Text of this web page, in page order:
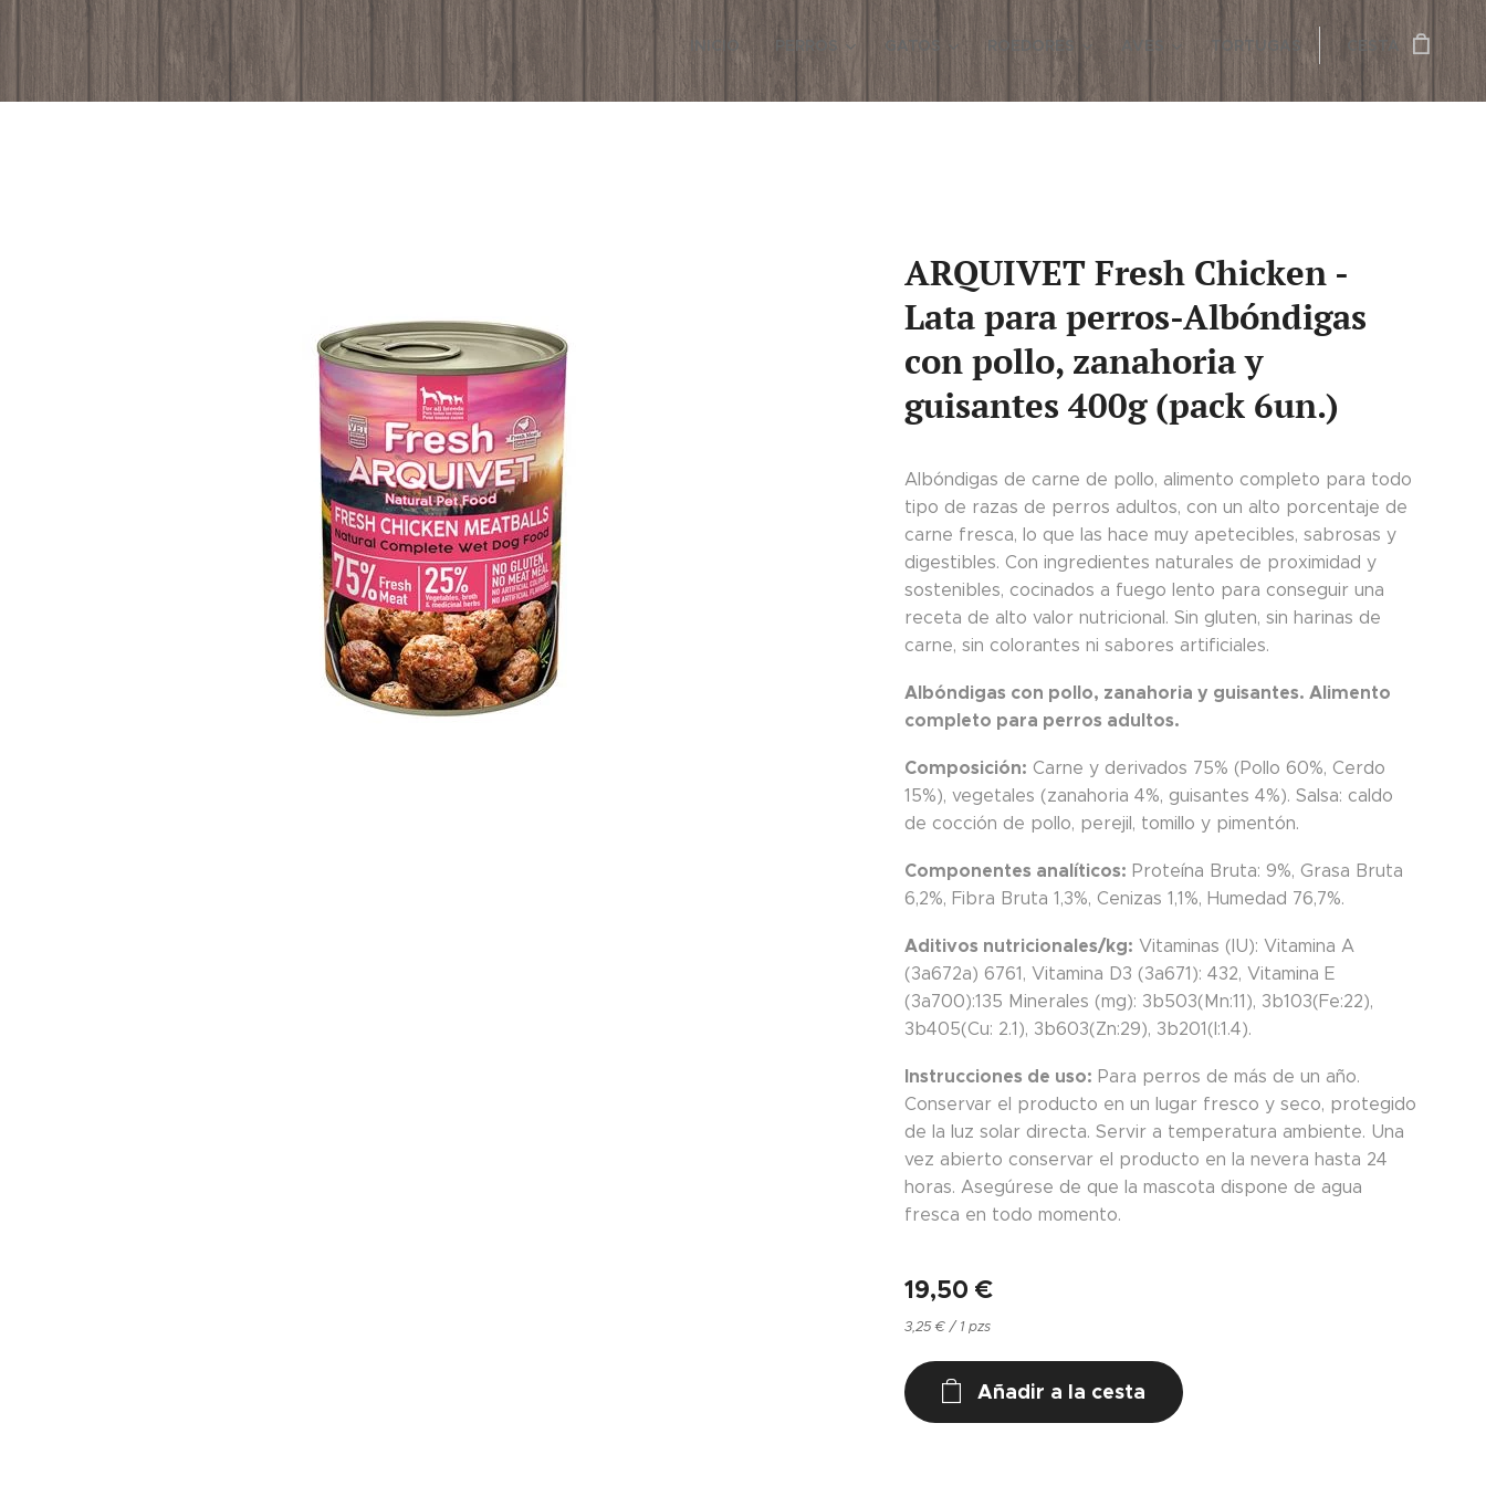
INICIO PERROS GATOS ROEDORES AVES TORTUGAS CESTA
ARQUIVET Fresh Chicken -
Lata para perros-Albóndigas
con pollo, zanahoria y
guisantes 400g (pack 6un.)
Albóndigas de carne de pollo, alimento completo para todo
tipo de razas de perros adultos, con un alto porcentaje de
carne fresca, lo que las hace muy apetecibles, sabrosas y
digestibles. Con ingredientes naturales de proximidad y
sostenibles, cocinados a fuego lento para conseguir una
receta de alto valor nutricional. Sin gluten, sin harinas de
carne, sin colorantes ni sabores artificiales.
Albóndigas con pollo, zanahoria y guisantes. Alimento
completo para perros adultos.
Composición: Carne y derivados 75% (Pollo 60%, Cerdo
15%), vegetales (zanahoria 4%, guisantes 4%). Salsa: caldo
de cocción de pollo, perejil, tomillo y pimentón.
Componentes analíticos: Proteína Bruta: 9%, Grasa Bruta
6,2%, Fibra Bruta 1,3%, Cenizas 1,1%, Humedad 76,7%.
Aditivos nutricionales/kg: Vitaminas (IU): Vitamina A
(3a672a) 6761, Vitamina D3 (3a671): 432, Vitamina E
(3a700):135 Minerales (mg): 3b503(Mn:11), 3b103(Fe:22),
3b405(Cu: 2.1), 3b603(Zn:29), 3b201(I:1.4).
Instrucciones de uso: Para perros de más de un año.
Conservar el producto en un lugar fresco y seco, protegido
de la luz solar directa. Servir a temperatura ambiente. Una
vez abierto conservar el producto en la nevera hasta 24
horas. Asegúrese de que la mascota dispone de agua
fresca en todo momento.
19,50 €
3,25 € / 1 pzs
Añadir a la cesta